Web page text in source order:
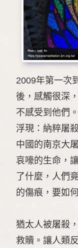
2009年第一次
後，感觸很深
不感受到他們
浮現：納粹屠
中國的南京大
哀嚎的生命，
了什麼，人們
的傷痕，要如
猶太人被屠殺
救贖。讓人類